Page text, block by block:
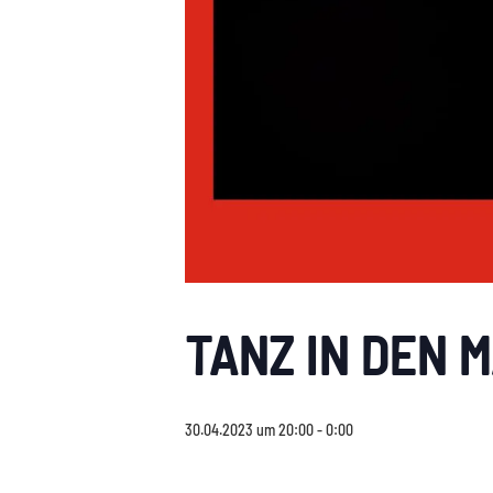
TANZ IN DEN
30.04.2023 um 20:00-0:00